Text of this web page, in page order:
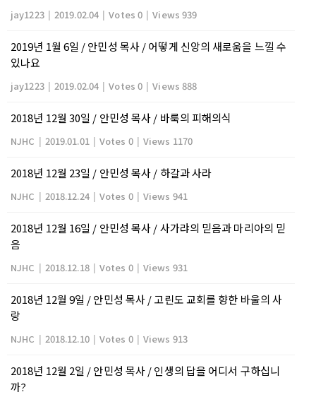
jay1223 | 2019.02.04 | Votes 0 | Views 939
2019년 1월 6일 / 안민성 목사 / 어떻게 신앙의 새로움을 느낄 수
있나요
jay1223 | 2019.02.04 | Votes 0 | Views 888
2018년 12월 30일 / 안민성 목사 / 바룩의 피해의식
NJHC | 2019.01.01 | Votes 0 | Views 1170
2018년 12월 23일 / 안민성 목사 / 하갈과 사라
NJHC | 2018.12.24 | Votes 0 | Views 941
2018년 12월 16일 / 안민성 목사 / 사가랴의 믿음과 마리아의 믿
음
NJHC | 2018.12.18 | Votes 0 | Views 931
2018년 12월 9일 / 안민성 목사 / 고린도 교회를 향한 바울의 사
랑
NJHC | 2018.12.10 | Votes 0 | Views 913
2018년 12월 2일 / 안민성 목사 / 인생의 답을 어디서 구하십니
까?